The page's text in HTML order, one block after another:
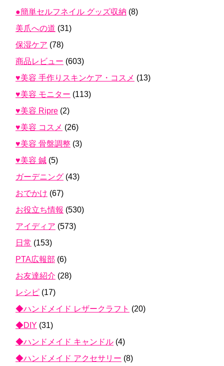
●簡単セルフネイル グッズ収納 (8)
美爪への道 (31)
保湿ケア (78)
商品レビュー (603)
♥美容 手作りスキンケア・コスメ (13)
♥美容 モニター (113)
♥美容 Ripre (2)
♥美容 コスメ (26)
♥美容 骨盤調整 (3)
♥美容 鍼 (5)
ガーデニング (43)
おでかけ (67)
お役立ち情報 (530)
アイディア (573)
日常 (153)
PTA広報部 (6)
お友達紹介 (28)
レシピ (17)
◆ハンドメイド レザークラフト (20)
◆DIY (31)
◆ハンドメイド キャンドル (4)
◆ハンドメイド アクセサリー (8)